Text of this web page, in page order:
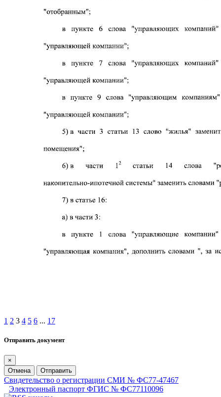
1 2 3 4 5 6 ... 17
Отправить документ
×
Отмена
Отправить
Свидетельство о регистрации СМИ № ФС77-47467
Электронный паспорт ФГИС № ФС77110096